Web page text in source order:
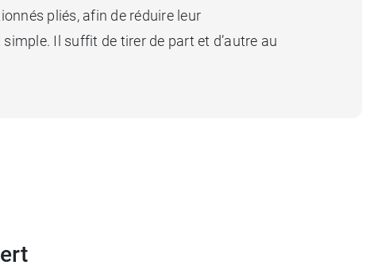
pliés, afin de réduire leur
Il suffit de tirer de part et d’autre au